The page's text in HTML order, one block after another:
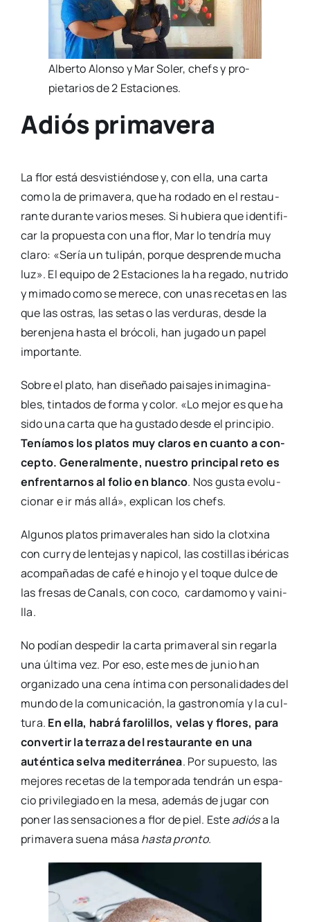
Alber­to Alon­so y Mar Soler, chefs y pro­
pie­ta­rios de 2 Esta­cio­nes.
Adiós primavera
La flor está des­vis­tién­do­se y, con ella, una car­ta
como la de pri­ma­ve­ra, que ha roda­do en el res­tau­
ran­te duran­te varios meses. Si hubie­ra que iden­ti­fi­
car la pro­pues­ta con una flor, Mar lo ten­dría muy
cla­ro: «Sería un tuli­pán, por­que des­pren­de mucha
luz». El equi­po de 2 Esta­cio­nes la ha rega­do, nutri­do
y mima­do como se mere­ce, con unas rece­tas en las
que las ostras, las setas o las ver­du­ras, des­de la
beren­je­na has­ta el bró­co­li, han juga­do un papel
impor­tan­te.
Sobre el pla­to, han dise­ña­do pai­sa­jes inima­gi­na­
bles, tin­ta­dos de for­ma y color. «Lo mejor es que ha
sido una car­ta que ha gus­ta­do des­de el prin­ci­pio.
Tenía­mos los pla­tos muy cla­ros en cuan­to a con­
cep­to. Gene­ral­men­te, nues­tro prin­ci­pal reto es
enfren­tar­nos al folio en blan­co. Nos gus­ta evo­lu­
cio­nar e ir más allá», expli­can los chefs.
Algu­nos pla­tos pri­ma­ve­ra­les han sido la clotxi­na
con curry de len­te­jas y napi­col, las cos­ti­llas ibé­ri­cas
acom­pa­ña­das de café e hino­jo y el toque dul­ce de
las fre­sas de Canals, con coco, car­da­mo­mo y vai­ni­
lla.
No podían des­pe­dir la car­ta pri­ma­ve­ral sin regar­la
una últi­ma vez. Por eso, este mes de junio han
orga­ni­za­do una cena ínti­ma con per­so­na­li­da­des del
mun­do de la comu­ni­ca­ción, la gas­tro­no­mía y la cul­
tu­ra. En ella, habrá faro­li­llos, velas y flo­res, para
con­ver­tir la terra­za del res­tau­ran­te en una
autén­ti­ca sel­va medi­te­rrá­nea. Por supues­to, las
mejo­res rece­tas de la tem­po­ra­da ten­drán un espa­
cio pri­vi­le­gia­do en la mesa, ade­más de jugar con
poner las sen­sa­cio­nes a flor de piel. Esteadiósa la
pri­ma­ve­ra sue­na mása has­ta pron­to.